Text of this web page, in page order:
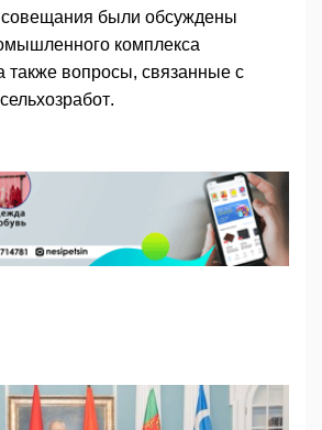
совещания были обсуждены
комплекса
также вопросы, связанные с